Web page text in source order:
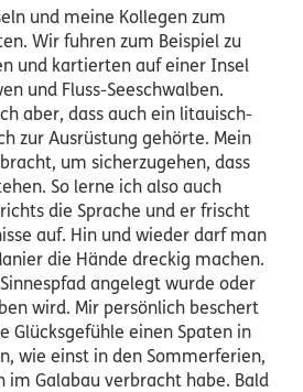
und meine Kollegen zum
Wir fuhren zum Beispiel zu
und kartierten auf einer Insel
und Fluss-Seeschwalben.
aber, dass auch ein litauisch-
zur Ausrüstung gehörte. Mein
um sicherzugehen, dass
So lerne ich also auch
die Sprache und er frischt
auf. Hin und wieder darf man
die Hände dreckig machen.
angelegt wurde oder
wird. Mir persönlich beschert
Glücksgefühle einen Spaten in
wie einst in den Sommerferien,
im Galabau verbracht habe. Bald